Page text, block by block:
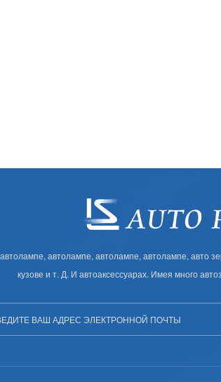
автолампе, автолампе, автолампе, авто
кузове и т. Д. И автоаксессуарах. Имея много